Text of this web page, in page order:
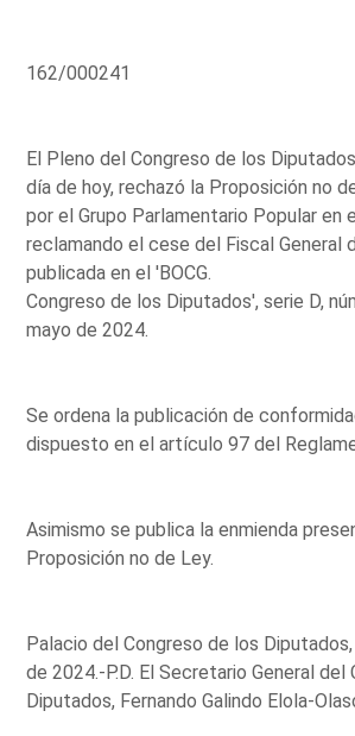
162/000241
El Pleno del Congreso de los
día de hoy, rechazó la Proposición no
por el Grupo Parlamentario Popular en
reclamando el cese del Fiscal General
publicada en el 'BOCG.
Congreso de los Diputados', serie D,
mayo de 2024.
Se ordena la publicación de
dispuesto en el artículo 97 del
Asimismo se publica la enmienda
Proposición no de Ley.
Palacio del Congreso de los
de 2024.-P.D. El Secretario General del
Diputados, Fernando Galindo Elola-